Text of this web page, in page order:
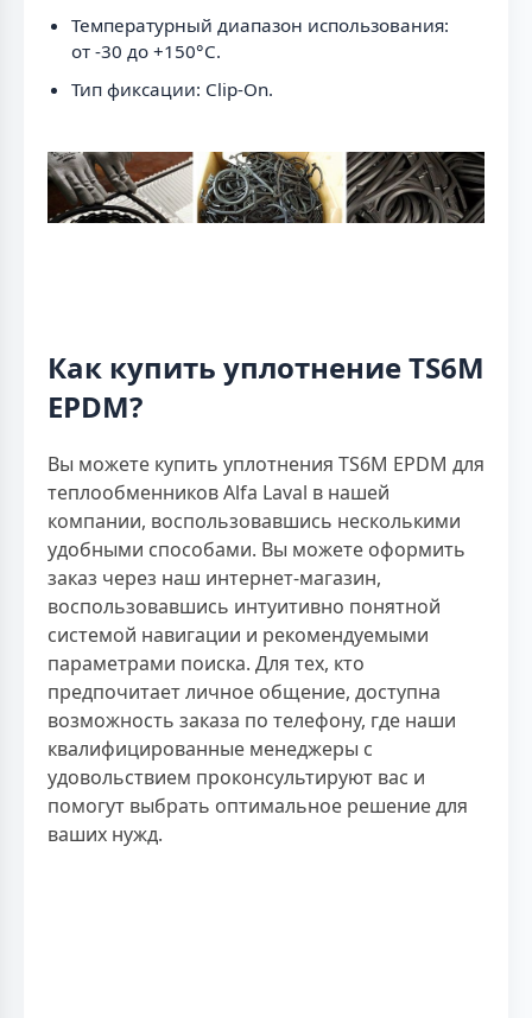
Температурный диапазон использования:
от -30 до +150°C.
Тип фиксации: Clip-On.
Как купить уплотнение TS6M
EPDM?
Вы можете купить уплотнения TS6M EPDM для
теплообменников Alfa Laval в нашей
компании, воспользовавшись несколькими
удобными способами. Вы можете оформить
заказ через наш интернет-магазин,
воспользовавшись интуитивно понятной
системой навигации и рекомендуемыми
параметрами поиска. Для тех, кто
предпочитает личное общение, доступна
возможность заказа по телефону, где наши
квалифицированные менеджеры с
удовольствием проконсультируют вас и
помогут выбрать оптимальное решение для
ваших нужд.